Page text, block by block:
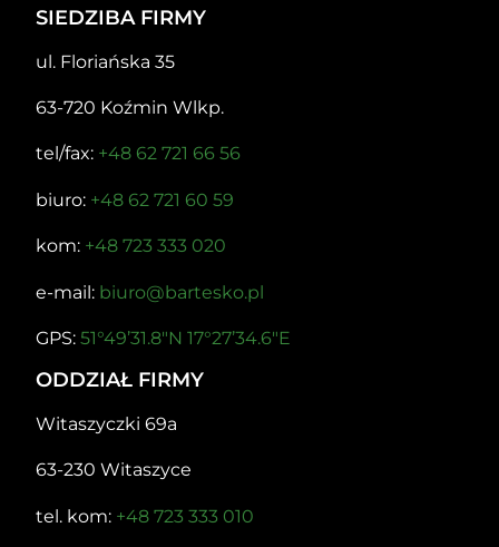
SIEDZIBA FIRMY
ul. Floriańska 35
63-720 Koźmin Wlkp.
tel/fax: +48 62 721 66 56
biuro: +48 62 721 60 59
kom: +48 723 333 020
e-mail: biuro@bartesko.pl
GPS: 51°49’31.8″N 17°27’34.6″E
ODDZIAŁ FIRMY
Witaszyczki 69a
63-230 Witaszyce
tel. kom: +48 723 333 010